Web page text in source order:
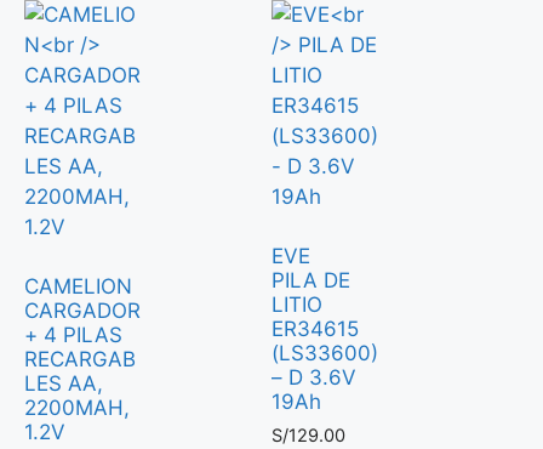
CAMELION
CARGADOR
+ 4 PILAS
RECARGAB
LES AA,
2200MAH,
1.2V
EVE
PILA DE
LITIO
ER34615
(LS33600)
– D 3.6V
19Ah
S/129.00